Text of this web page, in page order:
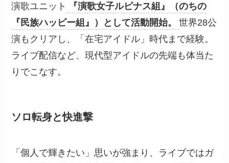
演歌ユニット
『演歌女子ルピナス組』（のちの
『民族ハッピー組』）として活動開始。
世界28公
演もクリアし、「在宅アイドル」時代まで経験。
ライブ配信など、現代型アイドルの先端も体当た
りでこなす。
ソロ転身と快進撃
「個人で輝きたい」思いが強まり、ライブではガ